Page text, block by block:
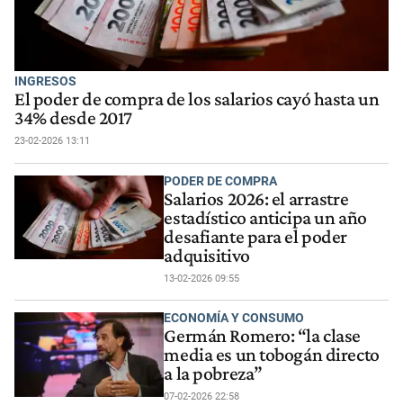
INGRESOS
El poder de compra de los salarios cayó hasta un
34% desde 2017
23-02-2026 13:11
PODER DE COMPRA
Salarios 2026: el arrastre
estadístico anticipa un año
desafiante para el poder
adquisitivo
13-02-2026 09:55
ECONOMÍA Y CONSUMO
Germán Romero: “la clase
media es un tobogán directo
a la pobreza”
07-02-2026 22:58